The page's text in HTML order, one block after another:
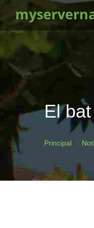
El
Principal